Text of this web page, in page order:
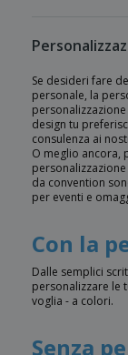
Se desideri fare
personale, la
design tu
consulenza ai
O meglio ancora,
da convention
per eventi e
Con la
Dalle semplici
personalizzare le
voglia - a colori.
Senza